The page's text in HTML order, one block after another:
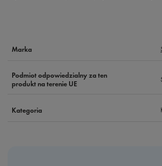
Marka
Podmiot odpowiedzialny za ten
produkt na terenie UE
Kategoria